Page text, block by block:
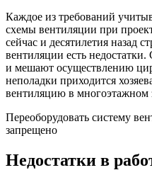
Каждое из требований
схемы вентиляции при
сейчас и десятилетия назад
вентиляции есть
и мешают осуществлению
неполадки приходится
вентиляцию в многоэтажном
Переоборудовать систему
запрещено
Недостатки в